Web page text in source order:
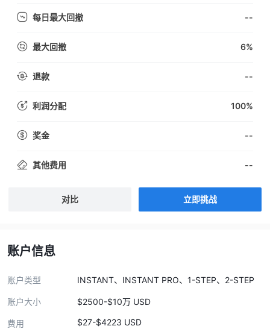
每日最大回撤 --
最大回撤 6%
退款 --
利润分配 100%
奖金 --
其他费用 --
对比 立即挑战
账户信息
账户类型 INSTANT、INSTANT PRO、1-STEP、2-STEP
账户大小 $2500-$10万 USD
费用 $27-$4223 USD